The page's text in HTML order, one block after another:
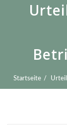
Startseite